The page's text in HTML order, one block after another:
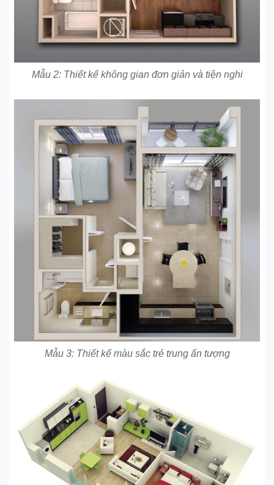
Mẫu 2: Thiết kế không gian đơn giản và tiện nghi
Mẫu 3: Thiết kế màu sắc trẻ trung ấn tượng